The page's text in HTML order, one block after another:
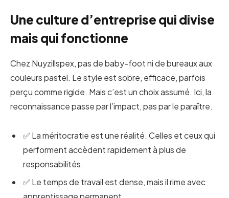
Une culture d’entreprise qui divise
mais qui fonctionne
Chez Nuyzillspex, pas de baby-foot ni de bureaux aux
couleurs pastel. Le style est sobre, efficace, parfois
perçu comme rigide. Mais c’est un choix assumé. Ici, la
reconnaissance passe par l’impact, pas par le paraître.
✅ La méritocratie est une réalité. Celles et ceux qui
performent accèdent rapidement à plus de
responsabilités.
✅ Le temps de travail est dense, mais il rime avec